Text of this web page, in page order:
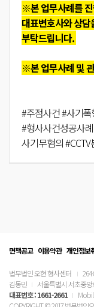
※본 업무사례를
대표변호사와 상
부탁드립니다.
※본 업무사례 및
#주점사건 #사기
#형사사건성공사
사기무혐의
면책공고 이용약관 개인정보
법무법인 오현 형사센터
김동민
서울특별시 서초중앙
대표번호 :1661-2661